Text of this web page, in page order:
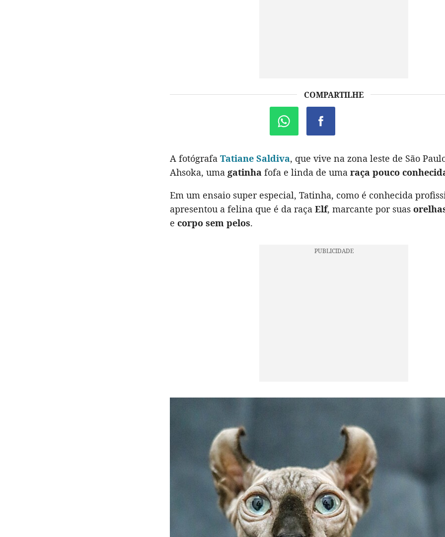
COMPARTILHE
A fotógrafa Tatiane Saldiva, que vive na zona leste de São
Ahsoka, uma gatinha fofa e linda de uma raça pouco
Em um ensaio super especial, Tatinha, como é conhecida
apresentou a felina que é da raça Elf, marcante por suas
e corpo sem pelos.